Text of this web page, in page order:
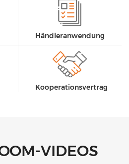
Händleranwendung
Kooperationsvertrag
VIDEOS